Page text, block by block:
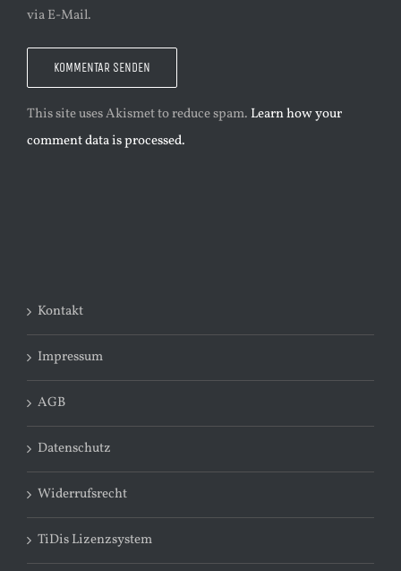
via E-Mail.
This site uses Akismet to reduce spam. Learn how your
comment data is processed.
Kontakt
Impressum
AGB
Datenschutz
Widerrufsrecht
TiDis Lizenzsystem